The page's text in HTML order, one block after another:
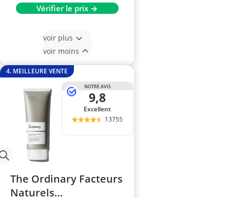
Vérifier le prix →
voir plus
voir moins
4. MEILLEURE VENTE
NOTRE AVIS
9,8
Excellent
13755
The Ordinary Facteurs
Naturels